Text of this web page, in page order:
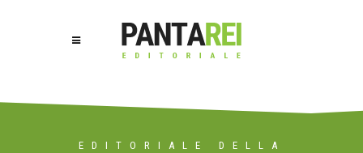
EDITORIALE DELLA